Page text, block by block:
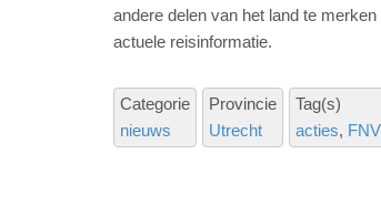
andere delen van het land te
actuele reisinformatie.
Categorie
nieuws
Provincie
Utrecht
Tag(s)
acties